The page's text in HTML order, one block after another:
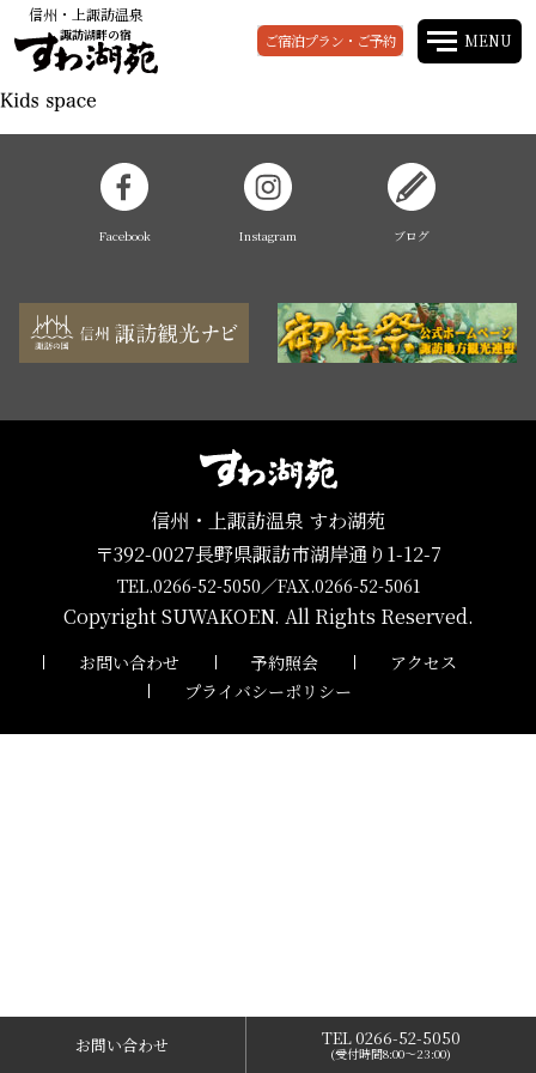
信州・上諏訪温泉
諏訪湖畔の宿 ご宿泊プラン・ご予約 MENU
Facebook Instagram ブログ
信州・上諏訪温泉 すわ湖苑
〒392-0027長野県諏訪市湖岸通り1-12-7
TEL.0266-52-5050／FAX.0266-52-5061
Copyright SUWAKOEN. All Rights Reserved.
お問い合わせ 予約照会
アクセス
プライバシーポリシー
お問い合わせ TEL 0266-52-5050
(受付時間8:00〜23:00)